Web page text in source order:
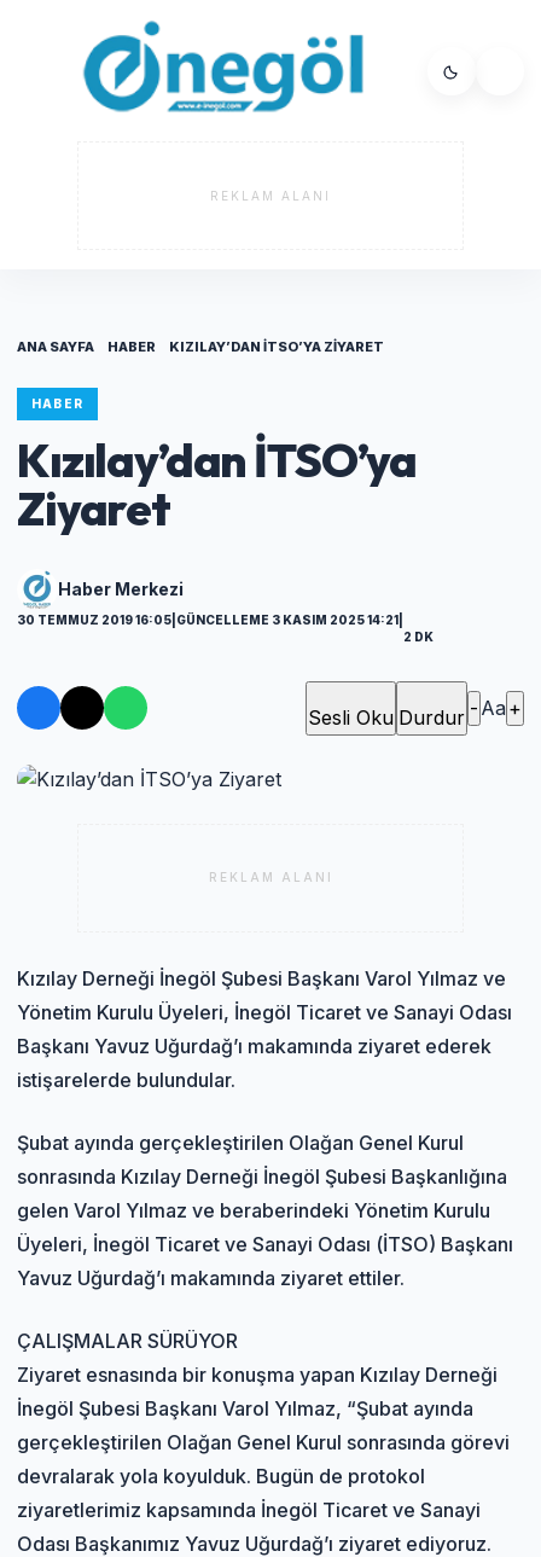
REKLAM ALANI
ANA SAYFA HABER KIZILAY’DAN İTSO’YA ZIYARET
HABER
Kızılay’dan İTSO’ya
Ziyaret
Haber Merkezi
30 TEMMUZ 2019 16:05 GÜNCELLEME 3 KASIM 2025 14:21
2 DK
Sesli Oku Durdur - Aa+
REKLAM ALANI
Kızılay Derneği İnegöl Şubesi Başkanı Varol Yılmaz ve
Yönetim Kurulu Üyeleri, İnegöl Ticaret ve Sanayi Odası
Başkanı Yavuz Uğurdağ’ı makamında ziyaret ederek
istişarelerde bulundular.
Şubat ayında gerçekleştirilen Olağan Genel Kurul
sonrasında Kızılay Derneği İnegöl Şubesi Başkanlığına
gelen Varol Yılmaz ve beraberindeki Yönetim Kurulu
Üyeleri, İnegöl Ticaret ve Sanayi Odası (İTSO) Başkanı
Yavuz Uğurdağ’ı makamında ziyaret ettiler.
ÇALIŞMALAR SÜRÜYOR
Ziyaret esnasında bir konuşma yapan Kızılay Derneği
İnegöl Şubesi Başkanı Varol Yılmaz, “Şubat ayında
gerçekleştirilen Olağan Genel Kurul sonrasında görevi
devralarak yola koyulduk. Bugün de protokol
ziyaretlerimiz kapsamında İnegöl Ticaret ve Sanayi
Odası Başkanımız Yavuz Uğurdağ’ı ziyaret ediyoruz.